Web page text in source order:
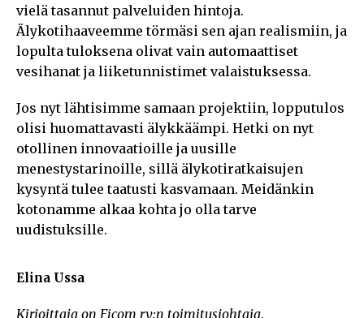
vielä tasannut palveluiden hintoja.
Älykotihaaveemme törmäsi sen ajan realismiin, ja
lopulta tuloksena olivat vain automaattiset
vesihanat ja liiketunnistimet valaistuksessa.
Jos nyt lähtisimme samaan projektiin, lopputulos
olisi huomattavasti älykkäämpi. Hetki on nyt
otollinen innovaatioille ja uusille
menestystarinoille, sillä älykotiratkaisujen
kysyntä tulee taatusti kasvamaan. Meidänkin
kotonamme alkaa kohta jo olla tarve
uudistuksille.
Elina Ussa
Kirjoittaja on Ficom ry:n toimitusjohtaja.